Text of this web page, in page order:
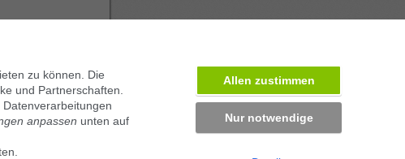
betrieben in München
zu können. Die
und Partnerschaften.
anpassen unten auf
Allen zustimmen
Nur notwendige